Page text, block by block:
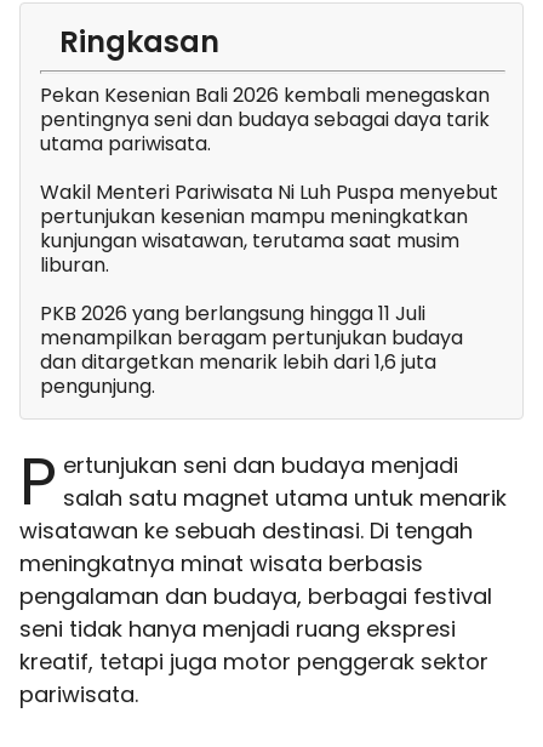
Ringkasan
Pekan Kesenian Bali 2026 kembali menegaskan
pentingnya seni dan budaya sebagai daya tarik
utama pariwisata.
Wakil Menteri Pariwisata Ni Luh Puspa menyebut
pertunjukan kesenian mampu meningkatkan
kunjungan wisatawan, terutama saat musim
liburan.
PKB 2026 yang berlangsung hingga 11 Juli
menampilkan beragam pertunjukan budaya
dan ditargetkan menarik lebih dari 1,6 juta
pengunjung.
P ertunjukan seni dan budaya menjadi
salah satu magnet utama untuk menarik
wisatawan ke sebuah destinasi. Di tengah
meningkatnya minat wisata berbasis
pengalaman dan budaya, berbagai festival
seni tidak hanya menjadi ruang ekspresi
kreatif, tetapi juga motor penggerak sektor
pariwisata.